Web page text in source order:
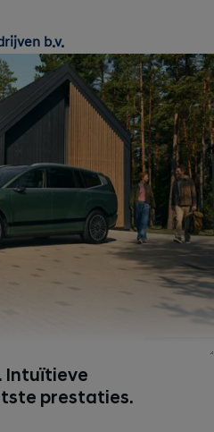
b.v.
Intuïtieve
prestaties.